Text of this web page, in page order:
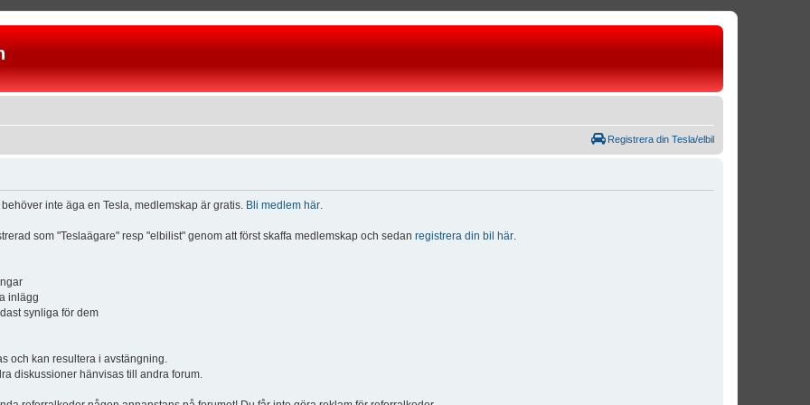
Registrera din Tesla/elbil
behöver inte äga en Tesla, medlemskap är gratis. Bli medlem här.
som "Teslaägare" resp "elbilist" genom att först skaffa medlemskap och sedan registrera din bil här.
inlägg
synliga för dem
och kan resultera i avstängning.
diskussioner hänvisas till andra forum.